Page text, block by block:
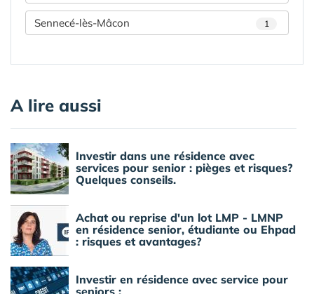
Sennecé-lès-Mâcon 1
A lire aussi
Investir dans une résidence avec
services pour senior : pièges et risques?
Quelques conseils.
Achat ou reprise d'un lot LMP - LMNP
en résidence senior, étudiante ou Ehpad
: risques et avantages?
Investir en résidence avec service pour
seniors :